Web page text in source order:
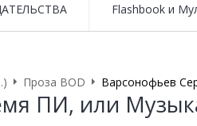
Flashbook и
Проза BOD Варсонофьев
ПИ, или